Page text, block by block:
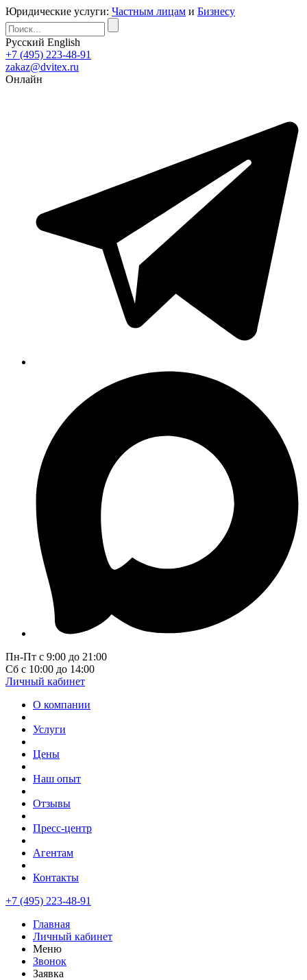
Юридические услуги: Частным лицам и Бизнесу
Русский English
+7 (495) 223-48-91
zakaz@dvitex.ru
Онлайн
Пн-Пт с 9:00 до 21:00
Сб с 10:00 до 14:00
Личный кабинет
О компании
Услуги
Цены
Наш опыт
Отзывы
Пресс-центр
Агентам
Контакты
+7 (495) 223-48-91
Главная
Личный кабинет
Меню
Звонок
Заявка